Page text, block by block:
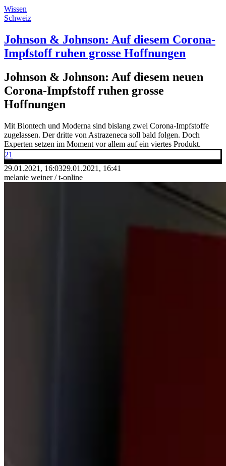
Wissen
Schweiz
Johnson & Johnson: Auf diesem Corona-
Impfstoff ruhen grosse Hoffnungen
Johnson & Johnson: Auf diesem neuen
Corona-Impfstoff ruhen grosse
Hoffnungen
Mit Biontech und Moderna sind bislang zwei Corona-Impfstoffe
zugelassen. Der dritte von Astrazeneca soll bald folgen. Doch
Experten setzen im Moment vor allem auf ein viertes Produkt.
21
29.01.2021, 16:0329.01.2021, 16:41
melanie weiner / t-online